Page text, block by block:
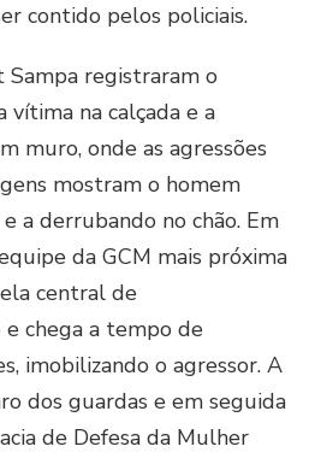
contido pelos policiais.
Sampa registraram o
vítima na calçada e a
muro, onde as agressões
mostram o homem
a derrubando no chão. Em
da GCM mais próxima
central de
chega a tempo de
imobilizando o agressor. A
dos guardas e em seguida
de Defesa da Mulher